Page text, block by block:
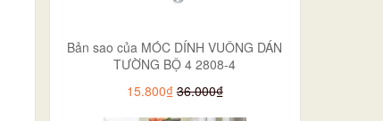
Bản sao của MÓC DÍNH VUÔNG DÁN
TƯỜNG BỘ 4 2808-4
15.800₫ 36.000₫